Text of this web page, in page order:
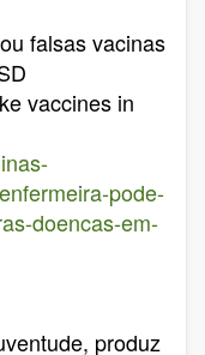
falsas vacinas
vaccines in
pode-
doencas-em-
produz